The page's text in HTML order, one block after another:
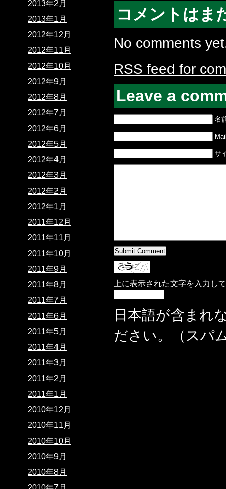
コメントはま
No comments
RSS feed for
Leave a
名
サ
上に表示された文字を入力し
日本語が含まれ
ださい。（スパ
2013年2月
2013年1月
2012年12月
2012年11月
2012年10月
2012年9月
2012年8月
2012年7月
2012年6月
2012年5月
2012年4月
2012年3月
2012年2月
2012年1月
2011年12月
2011年11月
2011年10月
2011年9月
2011年8月
2011年7月
2011年6月
2011年5月
2011年4月
2011年3月
2011年2月
2011年1月
2010年12月
2010年11月
2010年10月
2010年9月
2010年8月